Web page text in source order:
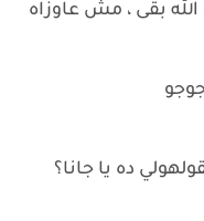
الله بقى ، مش عاوزاه
ده يا جانا؟